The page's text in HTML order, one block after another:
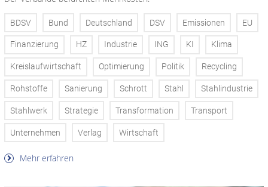
BDSV Bund Deutschland DSV Emissionen EU
Finanzierung HZ Industrie ING KI Klima
Kreislaufwirtschaft Optimierung Politik Recycling
Rohstoffe Sanierung Schrott Stahl Stahlindustrie
Stahlwerk Strategie Transformation Transport
Unternehmen Verlag Wirtschaft
Mehr erfahren